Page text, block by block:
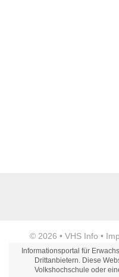
© 2026 • VHS Info •
Informationsportal für
Drittanbietern. Diese
Volkshochschule oder